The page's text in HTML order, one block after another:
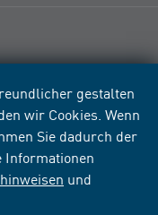
gestalten
wir Cookies. Wenn
Sie dadurch der
Informationen
und